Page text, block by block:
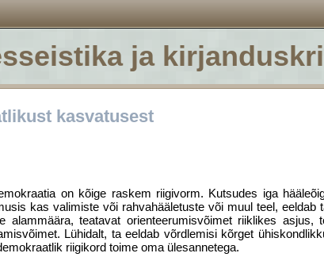
ja
kasvatusest
on kõige raskem riigivorm. Kut­sudes iga
kas valimiste või rahvahääletuste või muul teel, eeldab
alammäära, teatavat orienteerumis­võimet riiklikes asjus,
Lühidalt, ta eeldab võrdlemisi kõrget
riigikord toime oma ülesannetega.